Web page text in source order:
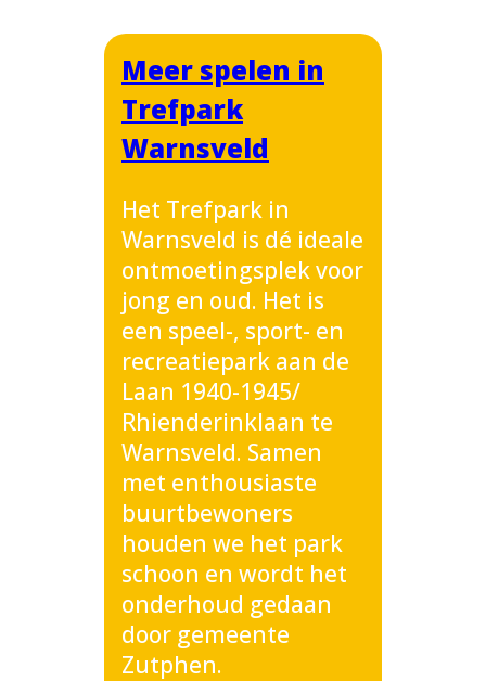
Meer spelen in
Trefpark
Warnsveld
Het Trefpark in
Warnsveld is dé ideale
ontmoetingsplek voor
jong en oud. Het is
een speel-, sport- en
recreatiepark aan de
Laan 1940-1945/
Rhienderinklaan te
Warnsveld. Samen
met enthousiaste
buurtbewoners
houden we het park
schoon en wordt het
onderhoud gedaan
door gemeente
Zutphen.